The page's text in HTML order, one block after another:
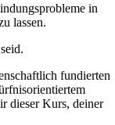
in
lassen.
fundierten
dieser Kurs, deiner